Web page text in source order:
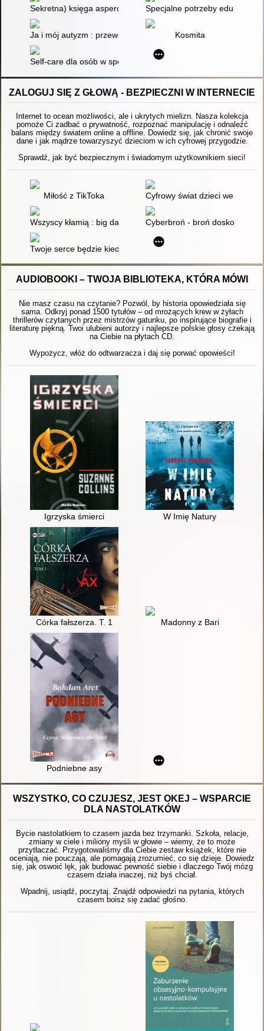
Sekretna) księga asperdzieciaka : poradnik dla młodzieży w
Specjalne potrzeby
Ja i mój autyzm : przewodnik dla dzieci z zaburzeniami ze
Kosmita
Self-care dla osób w spektrum autyzmu : ponad 100
ZALOGUJ SIĘ Z GŁOWĄ - BEZPIECZNI W INTERNECIE
Internet to ocean możliwości, ale i ukrytych mielizn. Nasza kolekcja
pomoże Ci zadbać o prywatność, rozpoznać manipulację i odnaleźć
balans między światem online a offline. Dowiedz się, jak chronić swoje
dane i jak mądrze towarzyszyć dzieciom w ich cyfrowej przygodzie.
Sprawdź, jak być bezpiecznym i świadomym użytkownikiem sieci!
Miłość z TikToka Cyfrowy świat dzieci we
Wszyscy kłamią : big data, nowe dane i wszystko, co
Cyberbroń - broń doskonała :
Twoje serce będzie kiedyś czerwone
AUDIOBOOKI – TWOJA BIBLIOTEKA, KTÓRA MÓWI
Nie masz czasu na czytanie? Pozwól, by historia opowiedziała się
sama. Odkryj ponad 1500 tytułów – od mrożących krew w żyłach
thrillerów czytanych przez mistrzów gatunku, po inspirujące biografie i
literaturę piękną. Twoi ulubieni autorzy i najlepsze polskie głosy czekają
na Ciebie na płytach CD.
Wypożycz, włóż do odtwarzacza i daj się porwać opowieści!
Igrzyska śmierci W Imię Natury
Córka fałszerza. T. 1 Madonny z Bari
Podniebne asy
WSZYSTKO, CO CZUJESZ, JEST OKEJ – WSPARCIE
DLA NASTOLATKÓW
Bycie nastolatkiem to czasem jazda bez trzymanki. Szkoła, relacje,
zmiany w ciele i miliony myśli w głowie – wiemy, że to może
przytłaczać. Przygotowaliśmy dla Ciebie zestaw książek, które nie
oceniają, nie pouczają, ale pomagają zrozumieć, co się dzieje. Dowiedz
się, jak oswoić lęk, jak budować pewność siebie i dlaczego Twój mózg
czasem działa inaczej, niż byś chciał.
Wpadnij, usiądź, poczytaj. Znajdź odpowiedzi na pytania, których
czasem boisz się zadać głośno.